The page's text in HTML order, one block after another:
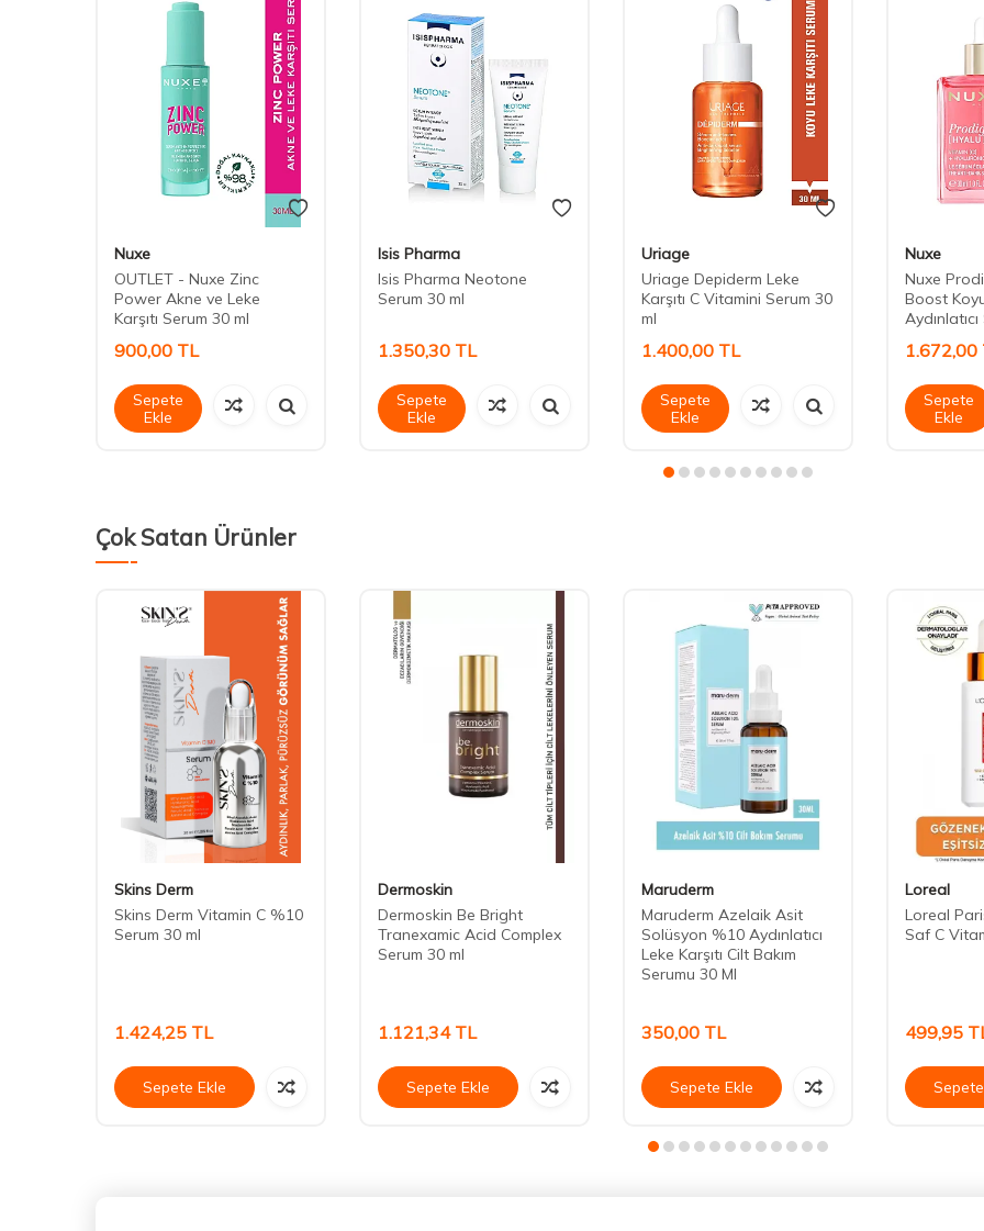
Nuxe
OUTLET - Nuxe Zinc
Power Akne ve Leke
Karşıtı Serum 30 ml
900,00 TL
Sepete
Ekle
Isis Pharma
Isis Pharma Neotone
Serum 30 ml
1.350,30 TL
Sepete
Ekle
Uriage
Uriage Depiderm Leke
Karşıtı C Vitamini Serum 30
ml
1.400,00 TL
Sepete
Ekle
Nuxe
Nuxe
Boost
1.672,00
Sepete
Ekle
Çok Satan Ürünler
Skins Derm
Skins Derm Vitamin C %10
Serum 30 ml
1.424,25 TL
Sepete Ekle
Dermoskin
Dermoskin Be Bright
Tranexamic Acid Complex
Serum 30 ml
1.121,34TL
Sepete Ekle
Maruderm
Maruderm Azelaik Asit
Solüsyon %10 Aydınlatıcı
Leke Karşıtı Cilt Bakım
Serumu 30 Ml
350,00 TL
Sepete Ekle
Loreal
Loreal
Saf C
499,95